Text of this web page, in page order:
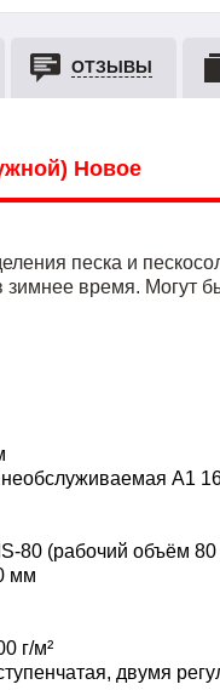
ОТЗЫВЫ
Новое
песка и
время. Могут
необслуживаемая А1
80 (рабочий объём
мм
г/м²
двумя